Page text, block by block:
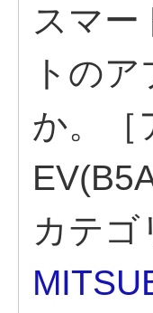
スマー
トの
か。［
カテゴ